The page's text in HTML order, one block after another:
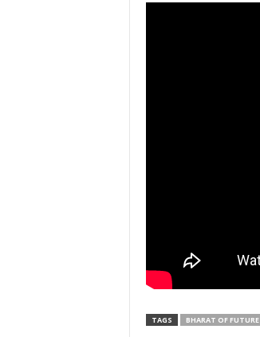
TAGS BHARAT OF FUTURE